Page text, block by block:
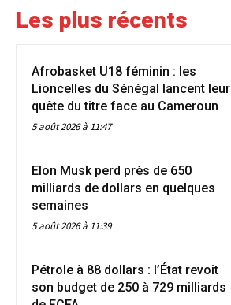
Les plus récents
Afrobasket U18 féminin : les
Lioncelles du Sénégal lancent leur
quête du titre face au Cameroun
5 août 2026 à 11:47
Elon Musk perd près de 650
milliards de dollars en quelques
semaines
5 août 2026 à 11:39
Pétrole à 88 dollars : l’État revoit
son budget de 250 à 729 milliards